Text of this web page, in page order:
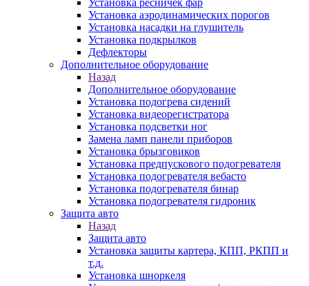
Установка ресничек фар
Установка аэродинамических порогов
Установка насадки на глушитель
Установка подкрылков
Дефлекторы
Дополнительное оборудование
Назад
Дополнительное оборудование
Установка подогрева сидений
Установка видеорегистратора
Установка подсветки ног
Замена ламп панели приборов
Установка брызговиков
Установка предпускового подогревателя
Установка подогревателя вебасто
Установка подогревателя бинар
Установка подогревателя гидроник
Защита авто
Назад
Защита авто
Установка защиты картера, КПП, РКПП и
т.д.
Установка шноркеля